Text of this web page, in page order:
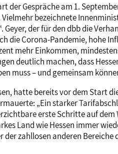
Gespräche am 1.
bezeichnete
der für den dbb die
die Corona-Pandemie, hohe
mehr Einkommen,
deutlich machen, dass
muss – und gemeinsam
hatte bereits vor dem Start
„Ein starker
erste Schritte auf dem
Land wie Hessen immer
zahllosen anderen Bereiche